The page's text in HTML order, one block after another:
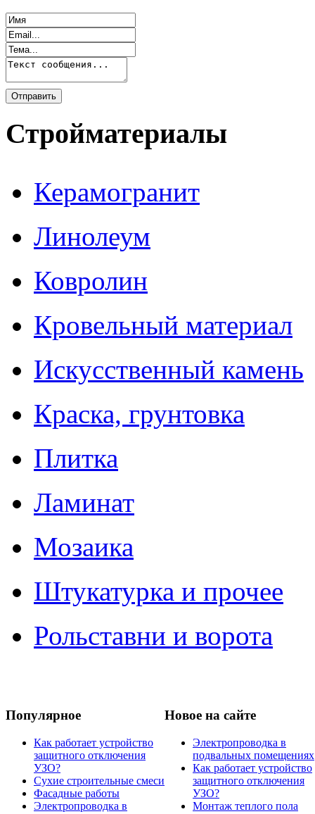
Стройматериалы
Керамогранит
Линолеум
Ковролин
Кровельный материал
Искусственный камень
Краска, грунтовка
Плитка
Ламинат
Мозаика
Штукатурка и прочее
Рольставни и ворота
Популярное
Как работает устройство
защитного отключения
УЗО?
Сухие строительные смеси
Фасадные работы
Электропроводка в
Новое на сайте
Электропроводка в
подвальных помещениях
Как работает устройство
защитного отключения
УЗО?
Монтаж теплого пола